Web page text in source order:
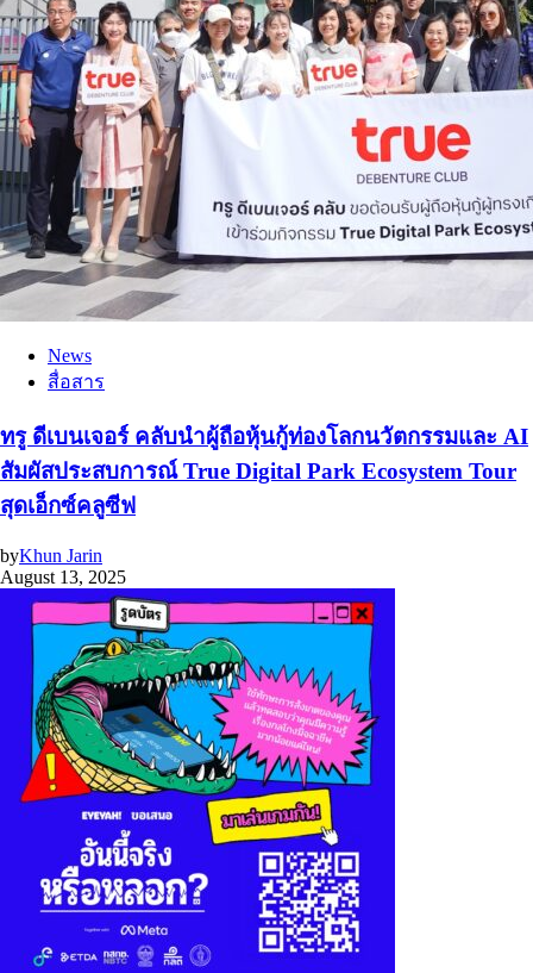
News
สื่อสาร
ทรู ดีเบนเจอร์ คลับนำผู้ถือหุ้นกู้ท่องโลกนวัตกรรมและ AI
สัมผัสประสบการณ์ True Digital Park Ecosystem Tour
สุดเอ็กซ์คลูซีฟ
byKhun Jarin
August 13, 2025